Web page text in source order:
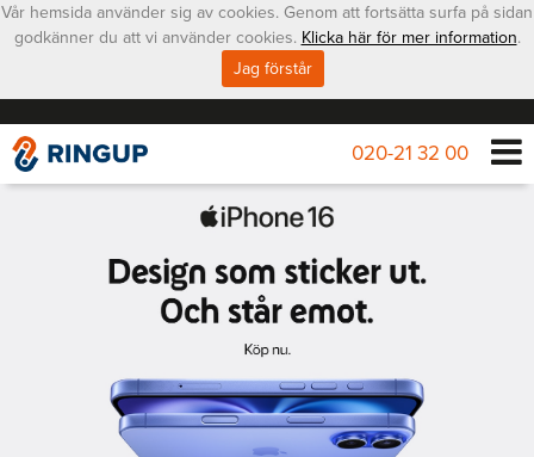
020-21 32 00
Vår hemsida använder sig av cookies. Genom att fortsätta surfa på sidan
godkänner du att vi använder cookies. Klicka här för mer information.
Jag förstår